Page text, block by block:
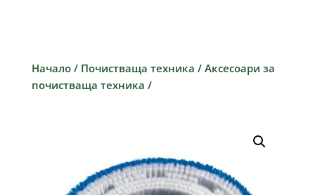
Начало/ Почистваща техника / Аксесоари за
почистваща техника /